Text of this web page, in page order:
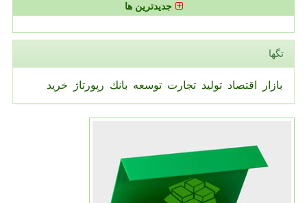
جدیدترین ها
تگها
بازار اقتصاد تولید تجارت توسعه بانك رپورتاژ خرید